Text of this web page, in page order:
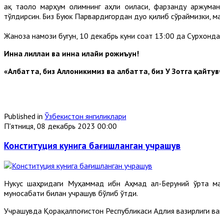
Ҳақ таоло марҳум олимнинг аҳли оиласи, фарзанду
тўлдирсин. Биз Буюк Парвардигордан дуо қилиб сўраймизки,
Жаноза намози бугун, 10 декабрь куни соат 13:00 да
Инна лиллаҳи ва инна илайҳи рожиъун!
«Албатта, биз Аллоҳникимиз ва албатта, биз У Зотга
Published in Ўзбекистон янгиликлари
П'ятниця, 08 декабрь 2023 00:00
Конституция кунига бағишланган учрашув
Нукус шаҳридаги Муҳаммад ибн Аҳмад ал-Беруний ўрта
муносабати билан учрашув бўлиб ўтди.
Учрашувда Қорақалпоғистон Республикаси Адлия вазирлиги